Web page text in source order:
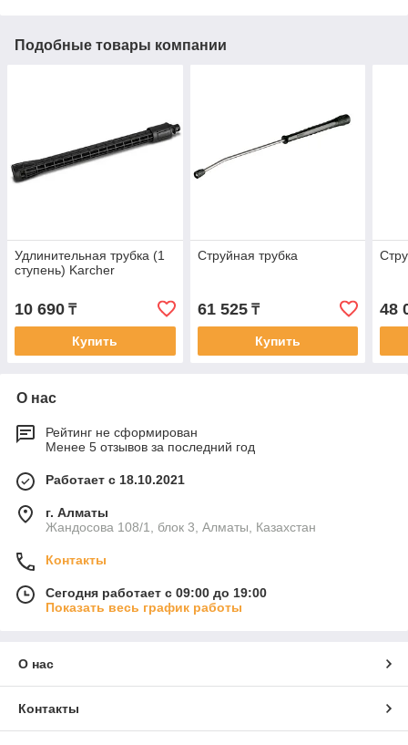
Подобные товары компании
Удлинительная трубка (1
ступень) Karcher
10 690 ₸
Купить
Струйная трубка
61 525₸
Купить
48
О нас
Рейтинг не сформирован
Менее 5 отзывов за последний год
Работает с 18.10.2021
г. Алматы
Жандосова 108/1, блок 3, Алматы, Казахстан
Контакты
Сегодня работает с 09:00 до 19:00
Показать весь график работы
О нас
Контакты